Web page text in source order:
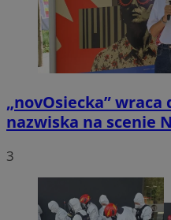
„novOsiecka”
nazwiska na scenie
3